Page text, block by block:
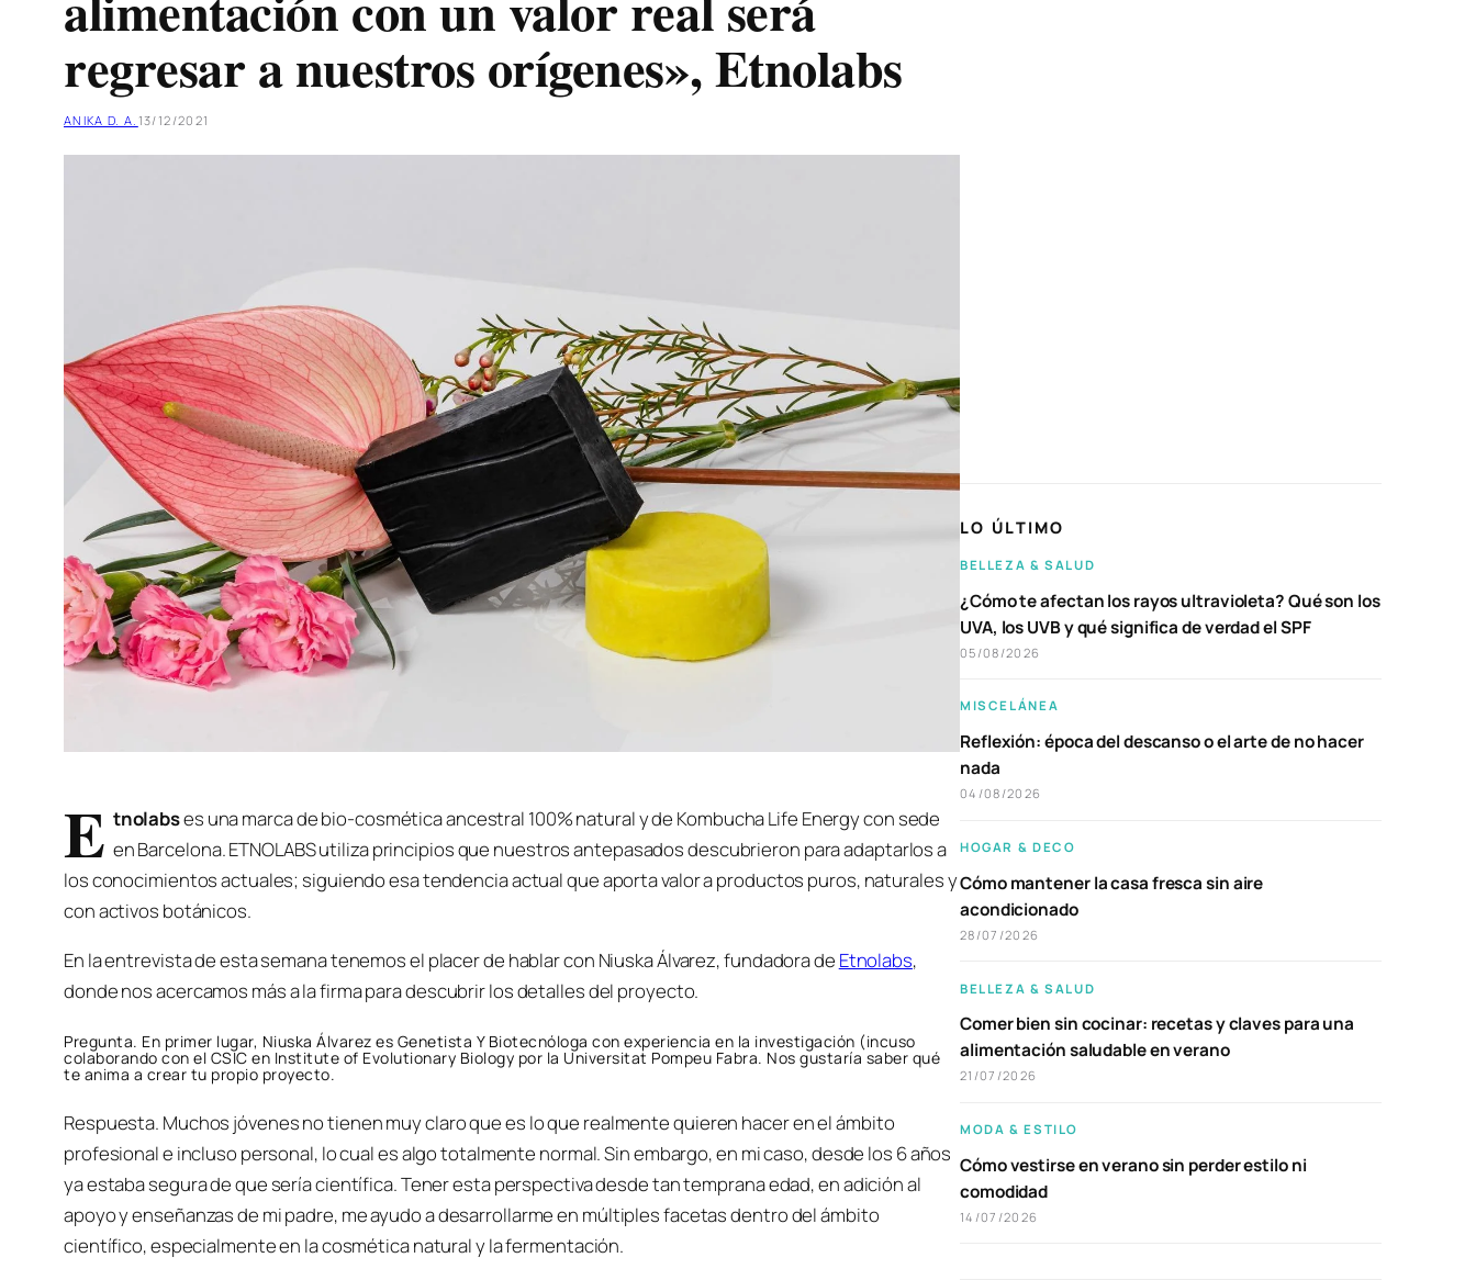
regresar a nuestros orígenes», Etnolabs
ANIKA D. A. 13/12/2021
E tnolabses una marca de bio-cosmética ancestral 100% natural y de Kombucha Life Energy con sede
en Barcelona. ETNOLABS utiliza principios que nuestros antepasados descubrieron para adaptarlos a
los conocimientos actuales; siguiendo esa tendencia actual que aporta valor a productos puros, naturales y
con activos botánicos.
En la entrevista de esta semana tenemos el placer de hablar con Niuska Álvarez, fundadora de Etnolabs,
donde nos acercamos más a la firma para descubrir los detalles del proyecto.
Pregunta. En primer lugar, Niuska Álvarez es Genetista Y Biotecnóloga con experiencia en la investigación (incuso
colaborando con el CSIC en Institute of Evolutionary Biology por la Universitat Pompeu Fabra. Nos gustaría saber qué
te anima a crear tu propio proyecto.
Respuesta. Muchos jóvenes no tienen muy claro que es lo que realmente quieren hacer en el ámbito
profesional e incluso personal, lo cual es algo totalmente normal. Sin embargo, en mi caso, desde los 6 años
ya estaba segura de que sería científica. Tener esta perspectiva desde tan temprana edad, en adición al
apoyo y enseñanzas de mi padre, me ayudo a desarrollarme en múltiples facetas dentro del ámbito
científico, especialmente en la cosmética natural y la fermentación.
LO ÚLTIMO
BELLEZA & SALUD
¿Cómo te afectan los rayos ultravioleta? Qué son los
UVA, los UVB y qué significa de verdad el SPF
05/08/2026
MISCELÁNEA
Reflexión: época del descanso o el arte de no hacer
nada
04/08/2026
HOGAR & DECO
Cómo mantener la casa fresca sin aire
acondicionado
28/07/2026
BELLEZA & SALUD
Comer bien sin cocinar: recetas y claves para una
alimentación saludable en verano
21/07/2026
MODA & ESTILO
Cómo vestirse en verano sin perder estilo ni
comodidad
14/07/2026